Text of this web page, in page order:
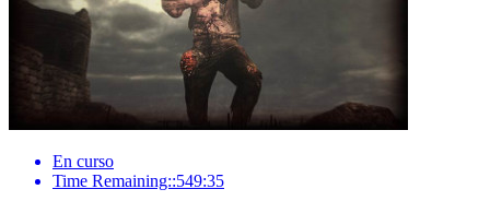
En curso
Time Remaining::549:35